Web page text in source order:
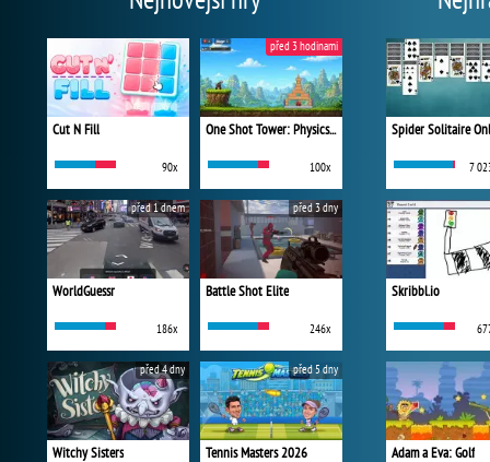
Cut N Fill
90x
One Shot Tower: Physics Destroyer
100x
před 3 hodinami
WorldGuessr
186x
před 1 dnem
Battle Shot Elite
246x
před 3 dny
Witchy Sisters
před 4 dny
Tennis Masters 2026
před 5 dny
Spider Solitaire
7
Skribbl.io
Adam a Eva: Golf